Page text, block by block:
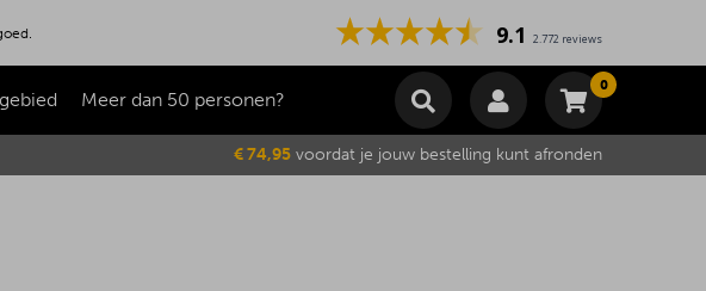
9.1 2.772 reviews
Meer dan 50 personen?
0
Winkelmand
Subtotaal €0,00
€ 74,95 voordat je jouw bestelling kunt afronden